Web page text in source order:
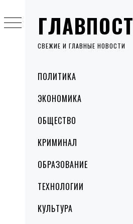
ГЛАВПОСТ
СВЕЖИЕ И ГЛАВНЫЕ НОВОСТИ
MenuПОЛИТИКА
ЭКОНОМИКА
ОБЩЕСТВО
КРИМИНАЛ
ОБРАЗОВАНИЕ
ТЕХНОЛОГИИ
КУЛЬТУРА
to
content